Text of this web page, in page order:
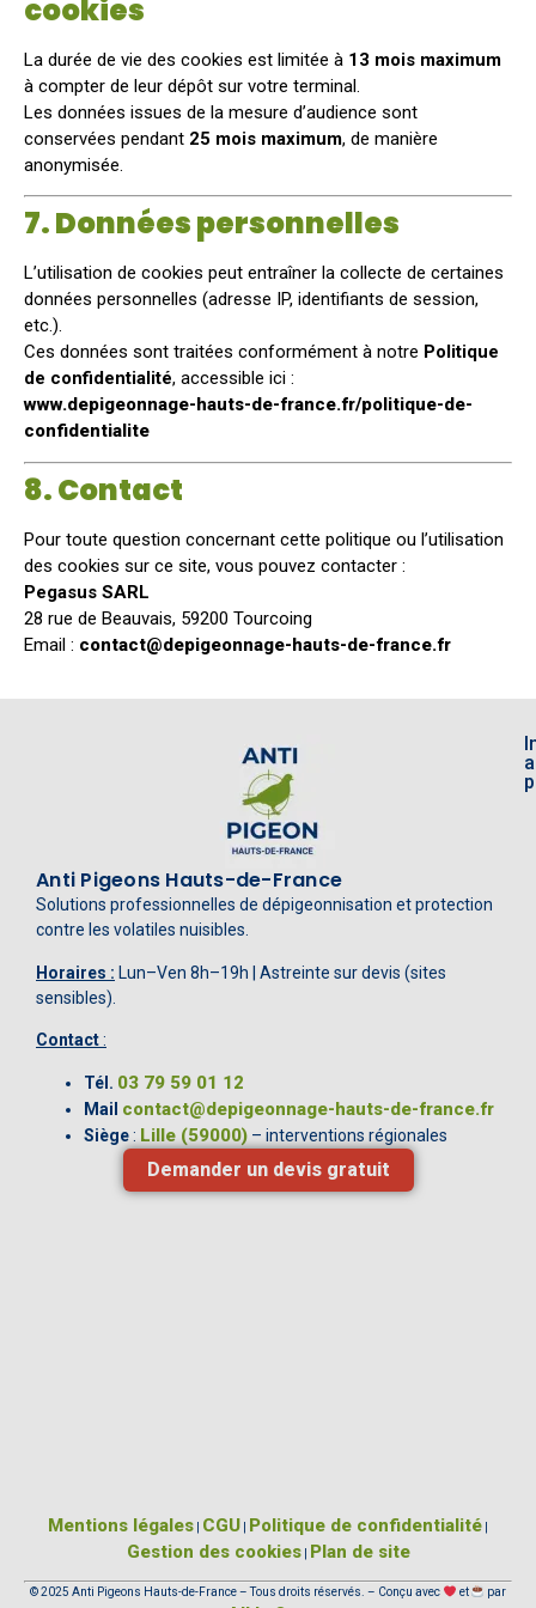
cookies
La durée de vie des cookies est limitée à 13 mois maximum
à compter de leur dépôt sur votre terminal.
Les données issues de la mesure d’audience sont
conservées pendant 25 mois maximum, de manière
anonymisée.
7. Données personnelles
L’utilisation de cookies peut entraîner la collecte de certaines
données personnelles (adresse IP, identifiants de session,
etc.).
Ces données sont traitées conformément à notre Politique
de confidentialité, accessible ici :
www.depigeonnage-hauts-de-france.fr/politique-de-
confidentialite
8. Contact
Pour toute question concernant cette politique ou l’utilisation
des cookies sur ce site, vous pouvez contacter :
Pegasus SARL
28 rue de Beauvais, 59200 Tourcoing
Email : contact@depigeonnage-hauts-de-france.fr
Anti Pigeons Hauts-de-France
Solutions professionnelles de dépigeonnisation et protection
contre les volatiles nuisibles.
Horaires : Lun–Ven 8h–19h | Astreinte sur devis (sites
sensibles).
Contact:
Tél. 03 79 59 01 12
Mail contact@depigeonnage-hauts-de-france.fr
Siège: Lille (59000) – interventions régionales
Demander un devis gratuit
Mentions légales CGU Politique de confidentialité
Gestion des cookies| Plan de site
© 2025 Anti Pigeons Hauts-de-France – Tous droits réservés. – Conçu avec et par